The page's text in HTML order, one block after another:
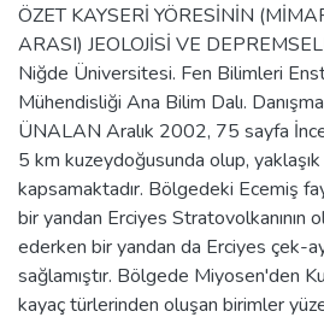
ÖZET KAYSERİ YÖRESİNİN
ARASI) JEOLOJİSİ VE
Niğde Üniversitesi. Fen Bilimleri
Mühendisliği Ana Bilim Dalı.
ÜNALAN Aralık 2002, 75 sayfa
5 km kuzeydoğusunda olup,
kapsamaktadır. Bölgedeki Ecemiş
bir yandan Erciyes Stratovolkanının
ederken bir yandan da Erciyes çek-
sağlamıştır. Bölgede Miyosen'den
kayaç türlerinden oluşan birimler